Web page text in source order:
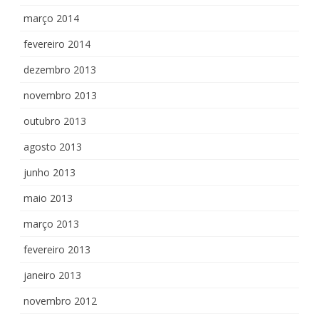
março 2014
fevereiro 2014
dezembro 2013
novembro 2013
outubro 2013
agosto 2013
junho 2013
maio 2013
março 2013
fevereiro 2013
janeiro 2013
novembro 2012